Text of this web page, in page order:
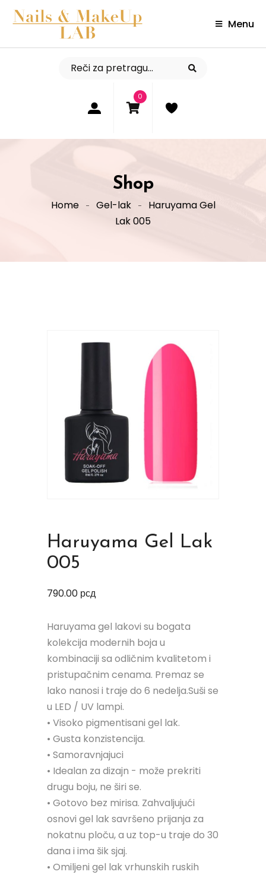
Menu
0
Shop
Home Gel-lak
Haruyama Gel
Lak 005
Haruyama Gel Lak
005
790.00 рсд
Haruyama gel lakovi su bogata
kolekcija modernih boja u
kombinaciji sa odličnim kvalitetom i
pristupačnim cenama. Premaz se
lako nanosi i traje do 6 nedelja.Suši se
u LED / UV lampi.
• Visoko pigmentisani gel lak.
• Gusta konzistencija.
• Samoravnjajuci
• Idealan za dizajn - može prekriti
drugu boju, ne širi se.
• Gotovo bez mirisa. Zahvaljujući
osnovi gel lak savršeno prijanja za
nokatnu ploču, a uz top-u traje do 30
dana i ima šik sjaj.
• Omiljeni gel lak vrhunskih ruskih